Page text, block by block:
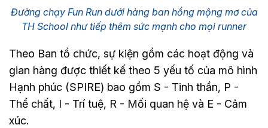
Đường chạy Fun Run dưới hàng ban hồng mộng mơ của
TH School như tiếp thêm sức mạnh cho mọi runner
Theo Ban tổ chức, sự kiện gồm các hoạt động và
gian hàng được thiết kế theo 5 yếu tố của mô hình
Hạnh phúc (SPIRE) bao gồm S - Tinh thần, P -
Thể chất, I - Trí tuệ, R - Mối quan hệ và E - Cảm
xúc.